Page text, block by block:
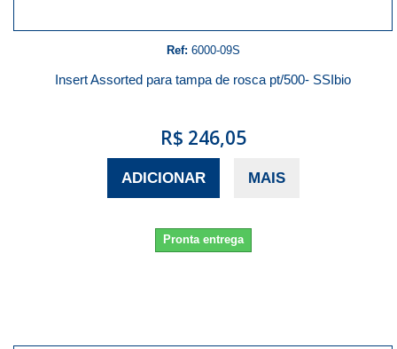
Ref: 6000-09S
Insert Assorted para tampa de rosca pt/500- SSIbio
R$ 246,05
ADICIONAR MAIS
Pronta entrega